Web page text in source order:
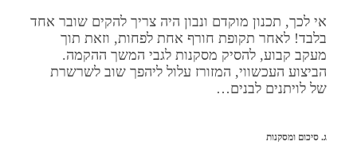
אי לכך, תכנון מוקדם ונבון היה צריך להקים שובר אחד
בלבד! לאחר תקופת חורף אחת לפחות, וזאת תוך
מעקב קבוע, להסיק מסקנות לגבי המשך ההקמה.
הביצוע העכשווי, המזורז עלול ליהפך שוב לשרשרת
של לויתנים לבנים…
ג. סיכום ומסקנות